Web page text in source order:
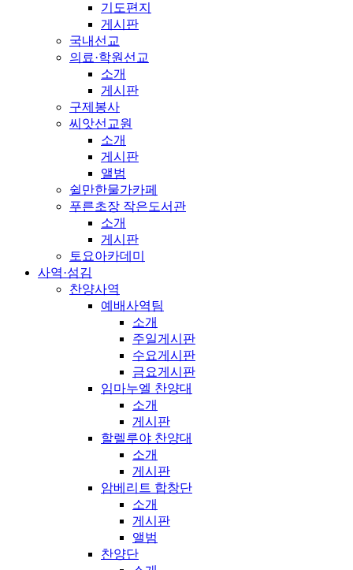
기도편지
게시판
국내선교
의료·학원선교
소개
게시판
구제봉사
씨앗선교원
소개
게시판
앨범
쉴만한물가카페
푸른초장 작은도서관
소개
게시판
토요아카데미
사역·섬김
찬양사역
예배사역팀
소개
주일게시판
수요게시판
금요게시판
임마누엘 찬양대
소개
게시판
할렐루야 찬양대
소개
게시판
암베리트 합창단
소개
게시판
앨범
찬양단